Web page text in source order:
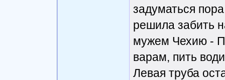
задуматься
решила забить
мужем Чехию -
варам, пить
Левая труба